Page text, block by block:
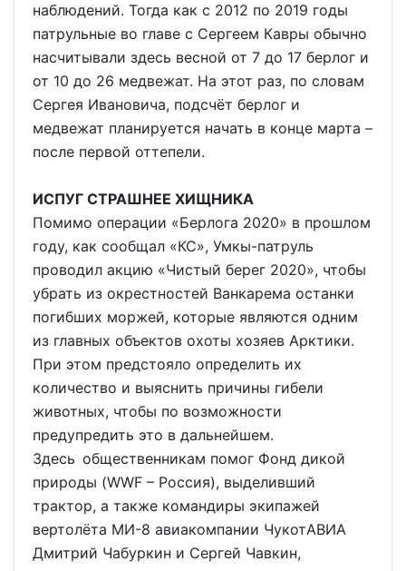
наблюдений. Тогда как с 2012 по 2019 годы
патрульные во главе с Сергеем Кавры обычно
насчитывали здесь весной от 7 до 17 берлог и
от 10 до 26 медвежат. На этот раз, по словам
Сергея Ивановича, подсчёт берлог и
медвежат планируется начать в конце марта –
после первой оттепели.
ИСПУГ СТРАШНЕЕ ХИЩНИКА
Помимо операции «Берлога 2020» в прошлом
году, как сообщал «КС», Умкы-патруль
проводил акцию «Чистый берег 2020», чтобы
убрать из окрестностей Ванкарема останки
погибших моржей, которые являются одним
из главных объектов охоты хозяев Арктики.
При этом предстояло определить их
количество и выяснить причины гибели
животных, чтобы по возможности
предупредить это в дальнейшем.
Здесь общественникам помог Фонд дикой
природы (WWF – Россия), выделивший
трактор, а также командиры экипажей
вертолёта МИ-8 авиакомпании ЧукотАВИА
Дмитрий Чабуркин и Сергей Чавкин,